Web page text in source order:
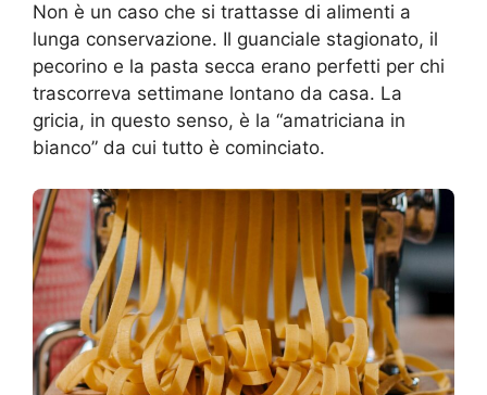
Non è un caso che si trattasse di alimenti a
lunga conservazione. Il guanciale stagionato, il
pecorino e la pasta secca erano perfetti per chi
trascorreva settimane lontano da casa. La
gricia, in questo senso, è la “amatriciana in
bianco” da cui tutto è cominciato.